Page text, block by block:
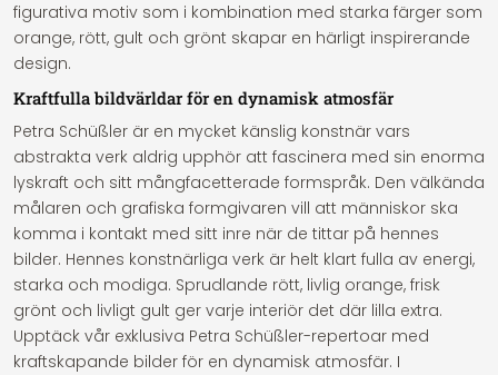
figurativa motiv som i kombination med starka färger som
orange, rött, gult och grönt skapar en härligt inspirerande
design.
Kraftfulla bildvärldar för en dynamisk atmosfär
Petra Schüßler är en mycket känslig konstnär vars
abstrakta verk aldrig upphör att fascinera med sin enorma
lyskraft och sitt mångfacetterade formspråk. Den välkända
målaren och grafiska formgivaren vill att människor ska
komma i kontakt med sitt inre när de tittar på hennes
bilder. Hennes konstnärliga verk är helt klart fulla av energi,
starka och modiga. Sprudlande rött, livlig orange, frisk
grönt och livligt gult ger varje interiör det där lilla extra.
Upptäck vår exklusiva Petra Schüßler-repertoar med
kraftskapande bilder för en dynamisk atmosfär. I